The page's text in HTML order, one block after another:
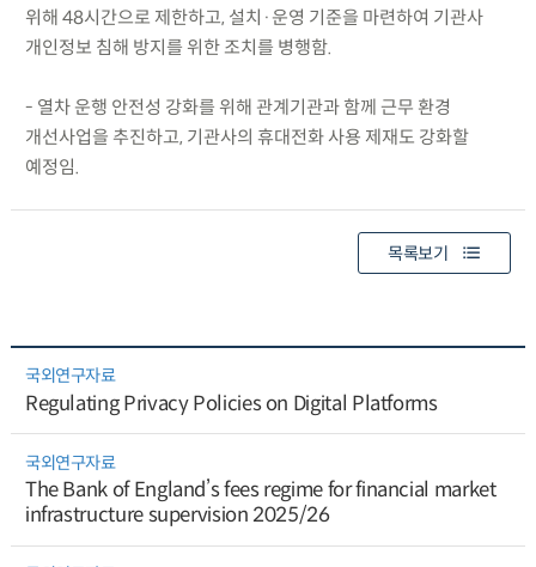
위해 48시간으로 제한하고, 설치·운영 기준을 마련하여 기관사
개인정보 침해 방지를 위한 조치를 병행함.
- 열차 운행 안전성 강화를 위해 관계기관과 함께 근무 환경
개선사업을 추진하고, 기관사의 휴대전화 사용 제재도 강화할
예정임.
목록보기
국외연구자료
Regulating Privacy Policies on Digital Platforms
국외연구자료
The Bank of England’s fees regime for financial market
infrastructure supervision 2025/26